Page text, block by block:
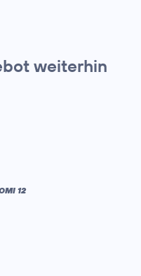
weiterhin
12